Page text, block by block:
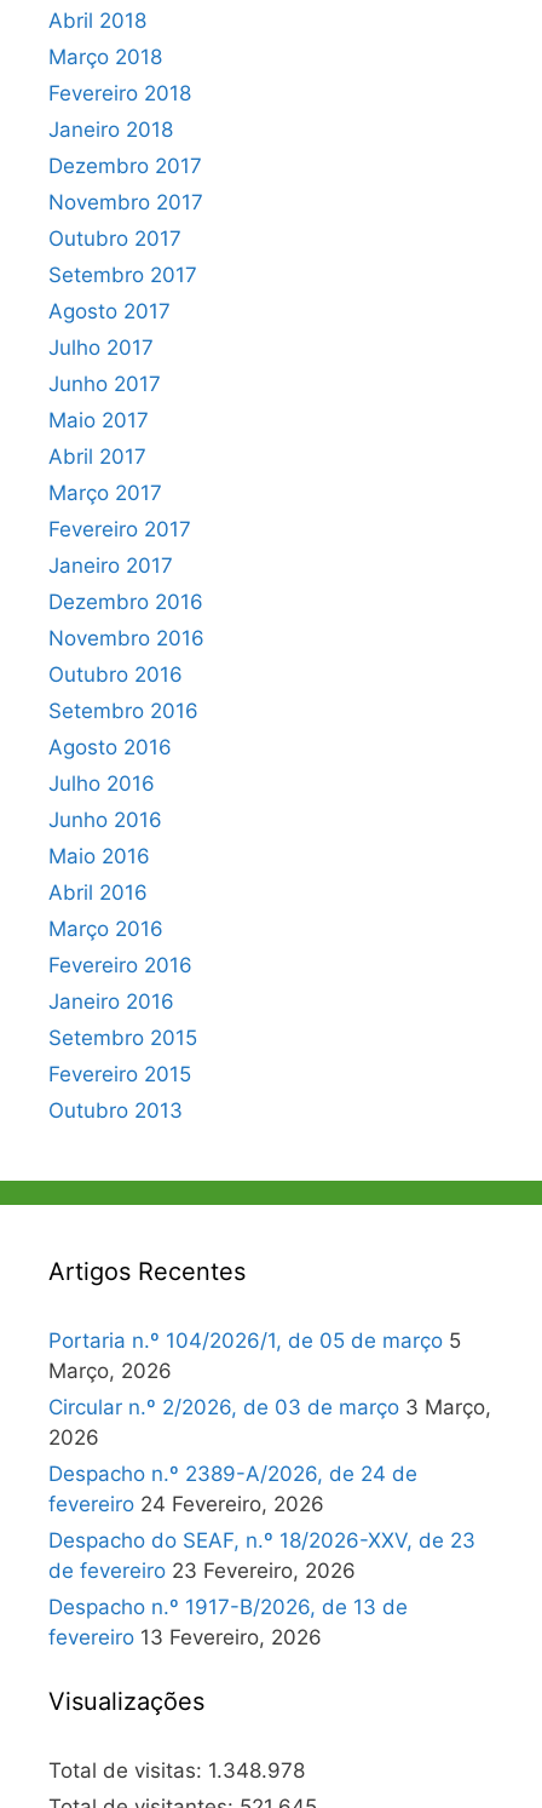
Abril 2018
Março 2018
Fevereiro 2018
Janeiro 2018
Dezembro 2017
Novembro 2017
Outubro 2017
Setembro 2017
Agosto 2017
Julho 2017
Junho 2017
Maio 2017
Abril 2017
Março 2017
Fevereiro 2017
Janeiro 2017
Dezembro 2016
Novembro 2016
Outubro 2016
Setembro 2016
Agosto 2016
Julho 2016
Junho 2016
Maio 2016
Abril 2016
Março 2016
Fevereiro 2016
Janeiro 2016
Setembro 2015
Fevereiro 2015
Outubro 2013
Artigos Recentes
Portaria n.º 104/2026/1, de 05 de março 5
Março, 2026
Circular n.º 2/2026, de 03 de março 3 Março,
2026
Despacho n.º 2389-A/2026, de 24 de
fevereiro 24 Fevereiro, 2026
Despacho do SEAF, n.º 18/2026-XXV, de 23
de fevereiro 23 Fevereiro, 2026
Despacho n.º 1917-B/2026, de 13 de
fevereiro 13 Fevereiro, 2026
Visualizações
Total de visitas: 1.348.978